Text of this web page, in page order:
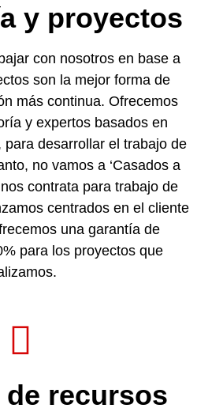
y proyectos
con nosotros en base a
son la mejor forma de
más continua. Ofrecemos
y expertos basados en
desarrollar el trabajo de
no vamos a ‘Casados a
contrata para trabajo de
centrados en el cliente
una garantía de
para los proyectos que
recursos